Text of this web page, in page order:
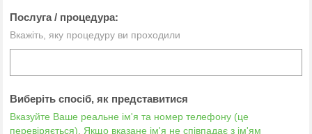
Послуга / процедура:
Вкажіть, яку процедуру ви проходили
Виберіть спосіб, як представитися
Вказуйте Ваше реальне ім'я та номер телефону (це
перевіряється). Якщо вказане ім'я не співпадає з ім'ям